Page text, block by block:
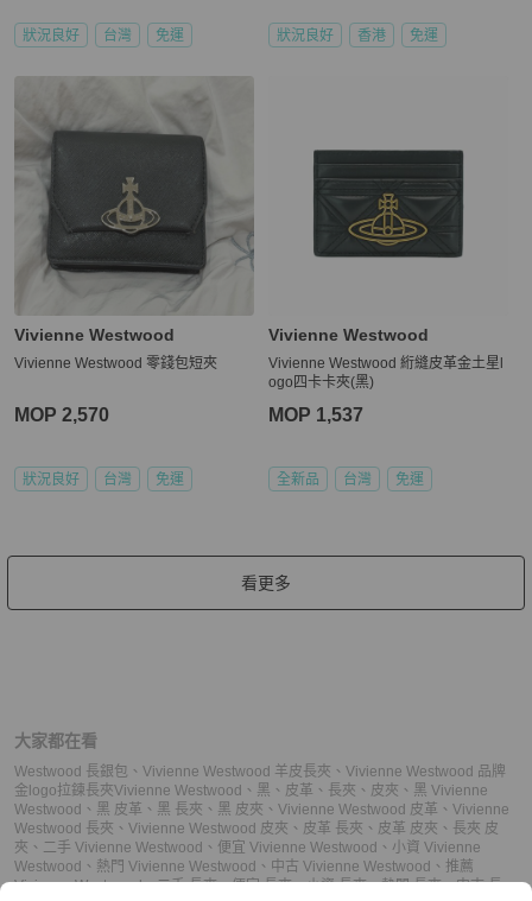
狀況良好 台灣 免運 狀況良好 香港 免運
Vivienne Westwood
Vivienne Westwood 零錢包短夾
MOP 2,570
狀況良好 台灣 免運
Vivienne Westwood
Vivienne Westwood 絎縫皮革金土星l
ogo四卡卡夾(黑)
MOP 1,537
全新品 台灣 免運
看更多
大家都在看
Westwood 長銀包 、 Vivienne Westwood 羊皮長夾 、 Vivienne Westwood 品牌
金logo拉鍊長夾Vivienne Westwood 、 黑 、 皮革 、 長夾 、 皮夾 、 黑 Vivienne
Westwood 、 黑 皮革 、 黑 長夾 、 黑 皮夾 、 Vivienne Westwood 皮革 、 Vivienne
Westwood 長夾 、 Vivienne Westwood 皮夾 、 皮革 長夾 、 皮革 皮夾 、 長夾 皮
夾 、 二手 Vivienne Westwood 、 便宜 Vivienne Westwood 、 小資 Vivienne
Westwood 、 熱門 Vivienne Westwood 、 中古 Vivienne Westwood 、 推薦
Vivienne Westwood、二手 長夾、便宜 長夾、小資 長夾、熱門 長夾、中古 長